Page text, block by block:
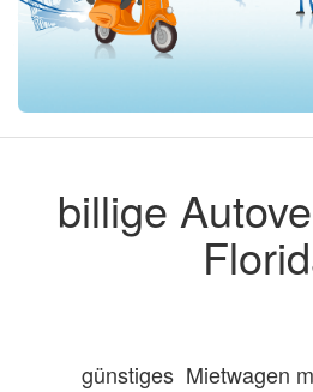
billige
günstiges Mietwagen